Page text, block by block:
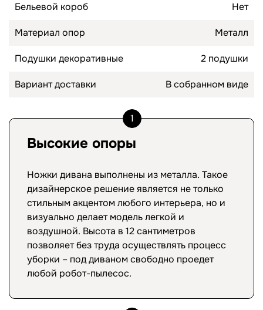
Бельевой короб Нет
Материал опор Металл
Подушки декоративные 2 подушки
Вариант доставки В собранном виде
1
Высокие опоры
Ножки дивана выполнены из металла. Такое
дизайнерское решение является не только
стильным акцентом любого интерьера, но и
визуально делает модель легкой и
воздушной. Высота в 12 сантиметров
позволяет без труда осуществлять процесс
уборки – под диваном свободно проедет
любой робот-пылесос.